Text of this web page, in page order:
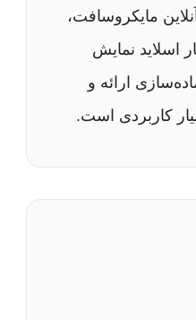
مایکروسافت،
اسلاید نمایش
ارائه و
کاربردی است.